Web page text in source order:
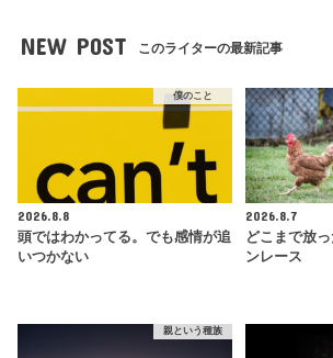
NEW POST このライターの最新記事
僕のこと
2026.8.8
頭ではわかってる。でも感情が追
いつかない
2026.8.7
どこまで放
ンレース
親という種族